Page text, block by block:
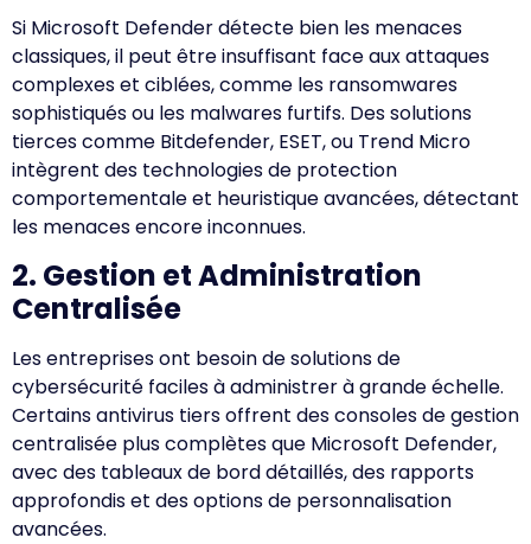
Si Microsoft Defender détecte bien les menaces
classiques, il peut être insuffisant face aux attaques
complexes et ciblées, comme les ransomwares
sophistiqués ou les malwares furtifs. Des solutions
tierces comme Bitdefender, ESET, ou Trend Micro
intègrent des technologies de protection
comportementale et heuristique avancées, détectant
les menaces encore inconnues.
2. Gestion et Administration
Centralisée
Les entreprises ont besoin de solutions de
cybersécurité faciles à administrer à grande échelle.
Certains antivirus tiers offrent des consoles de gestion
centralisée plus complètes que Microsoft Defender,
avec des tableaux de bord détaillés, des rapports
approfondis et des options de personnalisation
avancées.